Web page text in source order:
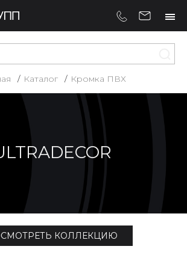
Каталог Кромка ПВХ
КОЛЛЕКЦИЮ